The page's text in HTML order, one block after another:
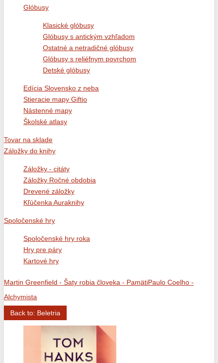
Glóbusy
Klasické glóbusy
Glóbusy s antickým vzhľadom
Ostatné a netradičné glóbusy
Glóbusy s reliéfnym povrchom
Detské glóbusy
Edícia Slovensko z neba
Stieracie mapy Giftio
Nástenné mapy
Školské atlasy
Tovar na sklade
Záložky do knihy
Záložky - citáty
Záložky Ročné obdobia
Drevené záložky
Kľúčenka Auraknihy
Spoločenské hry
Spoločenské hry roka
Hry pre páry
Kartové hry
Martin Greenfield - Šaty robia človeka - PamätiPaulo Coelho -
Alchymista
Back to: Beletria